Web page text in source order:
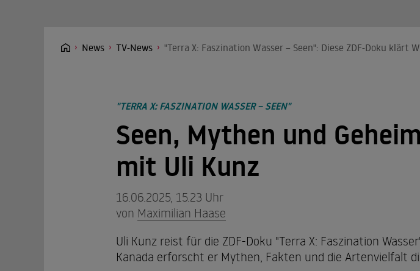
News TV-News "Terra X: Faszination Wasser – Seen": Diese ZDF-Doku klärt
"TERRA X: FASZINATION WASSER – SEEN"
Seen, Mythen und
mit Uli Kunz
16.06.2025, 15.23 Uhr
von Maximilian Haase
Uli Kunz reist für die ZDF-Doku "Terra X: Faszination
Kanada erforscht er Mythen, Fakten und die Artenvielfalt